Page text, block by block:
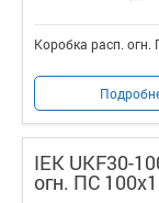
Коробка расп.
IEK UKF30-
огн. ПС